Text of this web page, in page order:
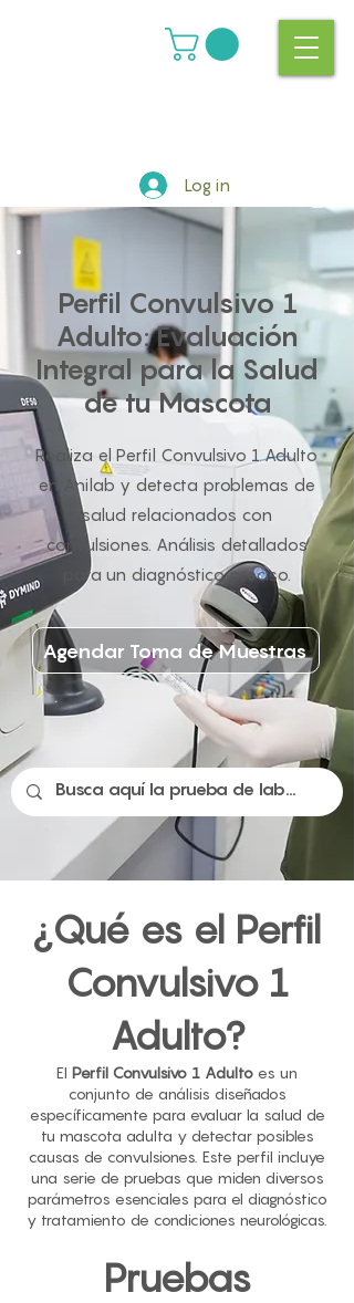
Log in
Perfil Convulsivo 1
Adulto: Evaluación
Integral para la Salud
de tu Mascota
Realiza el Perfil Convulsivo 1 Adulto
en Anilab y detecta problemas de
salud relacionados con
convulsiones. Análisis detallados
para un diagnóstico preciso.
Agendar Toma de Muestras
¿Qué es el Perfil
Convulsivo 1
Adulto?
El Perfil Convulsivo 1 Adulto es un
conjunto de análisis diseñados
específicamente para evaluar la salud de
tu mascota adulta y detectar posibles
causas de convulsiones. Este perfil incluye
una serie de pruebas que miden diversos
parámetros esenciales para el diagnóstico
y tratamiento de condiciones neurológicas.
Pruebas